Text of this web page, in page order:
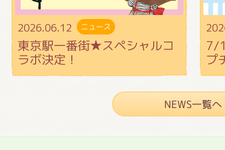
2026.06.12 ニュース
東京駅一番街★スペシャルコ
ラボ決定！
7/
プ
NEWS一覧へ